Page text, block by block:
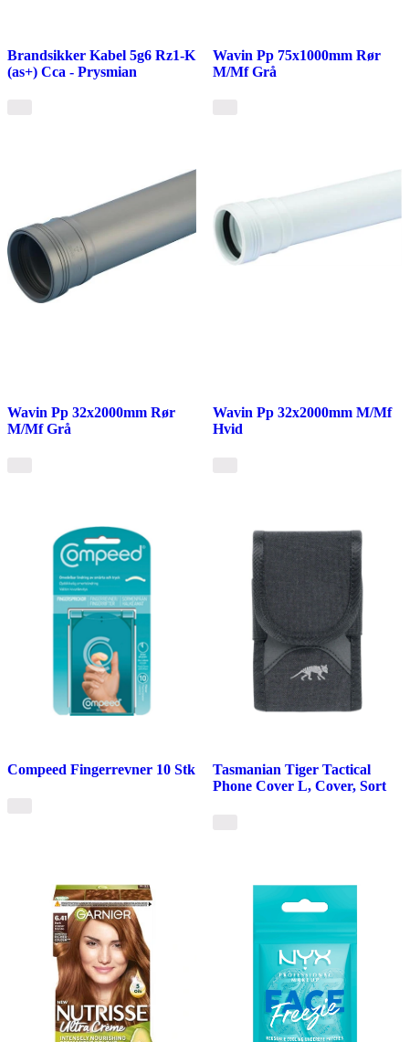
Brandsikker Kabel 5g6 Rz1-K
(as+) Cca - Prysmian
Wavin Pp 75x1000mm Rør
M/Mf Grå
Wavin Pp 32x2000mm Rør
M/Mf Grå
Wavin Pp 32x2000mm M/Mf
Hvid
Compeed Fingerrevner 10 Stk
Tasmanian Tiger Tactical
Phone Cover L, Cover, Sort